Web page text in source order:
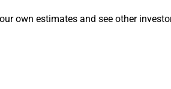
Kommande och tidigare utdelningar
own estimates and see other